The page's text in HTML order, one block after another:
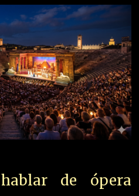
de ópera